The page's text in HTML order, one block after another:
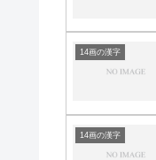
14画の漢字
14画の漢字